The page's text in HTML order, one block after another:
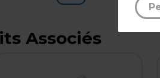
Associés